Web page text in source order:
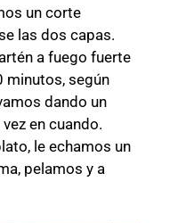
un corte
las dos capas.
a fuego fuerte
minutos, según
dando un
en cuando.
le echamos un
pelamos y a